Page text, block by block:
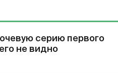
серию первого
не видно